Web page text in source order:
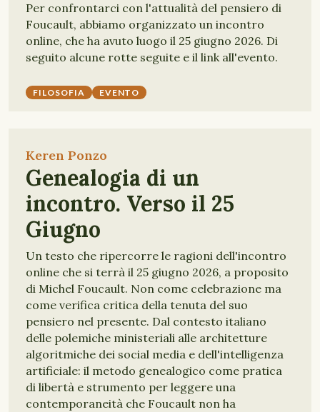
Per confrontarci con l'attualità del pensiero di
Foucault, abbiamo organizzato un incontro
online, che ha avuto luogo il 25 giugno 2026. Di
seguito alcune rotte seguite e il link all'evento.
FILOSOFIA EVENTO
Keren Ponzo
Genealogia di un
incontro. Verso il 25
Giugno
Un testo che ripercorre le ragioni dell'incontro
online che si terrà il 25 giugno 2026, a proposito
di Michel Foucault. Non come celebrazione ma
come verifica critica della tenuta del suo
pensiero nel presente. Dal contesto italiano
delle polemiche ministeriali alle architetture
algoritmiche dei social media e dell'intelligenza
artificiale: il metodo genealogico come pratica
di libertà e strumento per leggere una
contemporaneità che Foucault non ha